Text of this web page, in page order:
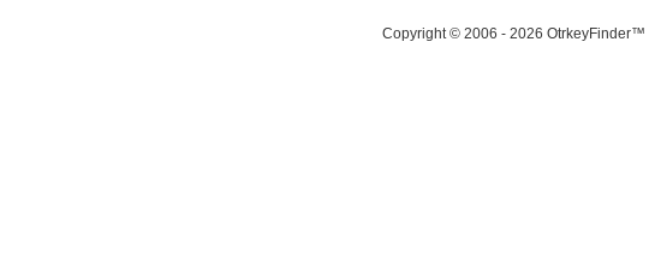
Copyright © 2006 - 2026 OtrkeyFinder™ |